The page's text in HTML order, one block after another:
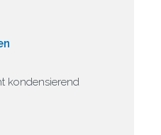
kondensierend